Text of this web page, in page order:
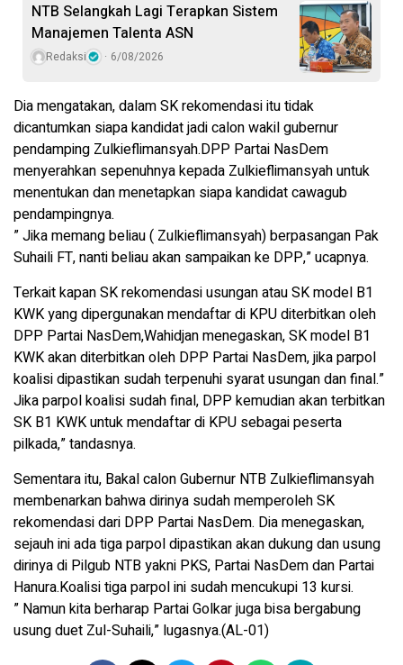
NTB Selangkah Lagi Terapkan Sistem
Manajemen Talenta ASN
Redaksi 6/08/2026
Dia mengatakan, dalam SK rekomendasi itu tidak
dicantumkan siapa kandidat jadi calon wakil gubernur
pendamping Zulkieflimansyah.DPP Partai NasDem
menyerahkan sepenuhnya kepada Zulkieflimansyah untuk
menentukan dan menetapkan siapa kandidat cawagub
pendampingnya.
” Jika memang beliau ( Zulkieflimansyah) berpasangan Pak
Suhaili FT, nanti beliau akan sampaikan ke DPP,” ucapnya.
Terkait kapan SK rekomendasi usungan atau SK model B1
KWK yang dipergunakan mendaftar di KPU diterbitkan oleh
DPP Partai NasDem,Wahidjan menegaskan, SK model B1
KWK akan diterbitkan oleh DPP Partai NasDem, jika parpol
koalisi dipastikan sudah terpenuhi syarat usungan dan final.”
Jika parpol koalisi sudah final, DPP kemudian akan terbitkan
SK B1 KWK untuk mendaftar di KPU sebagai peserta
pilkada,” tandasnya.
Sementara itu, Bakal calon Gubernur NTB Zulkieflimansyah
membenarkan bahwa dirinya sudah memperoleh SK
rekomendasi dari DPP Partai NasDem. Dia menegaskan,
sejauh ini ada tiga parpol dipastikan akan dukung dan usung
dirinya di Pilgub NTB yakni PKS, Partai NasDem dan Partai
Hanura.Koalisi tiga parpol ini sudah mencukupi 13 kursi.
” Namun kita berharap Partai Golkar juga bisa bergabung
usung duet Zul-Suhaili,” lugasnya.(AL-01)